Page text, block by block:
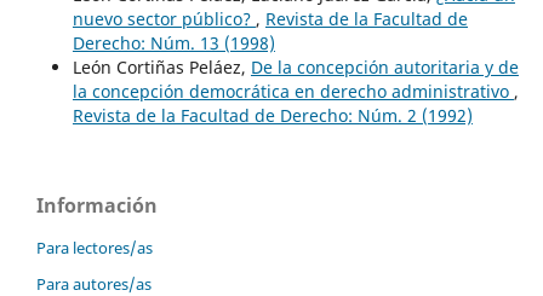
nuevo sector público? , Revista de la Facultad de
Derecho: Núm. 13 (1998)
León Cortiñas Peláez, De la concepción autoritaria y de
la concepción democrática en derecho administrativo ,
Revista de la Facultad de Derecho: Núm. 2 (1992)
Información
Para lectores/as
Para autores/as